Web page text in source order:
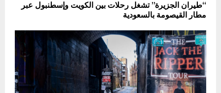
“طيران الجزيرة” تشغل رحلات بين الكويت وإسطنبول عبر
مطار القيصومة بالسعودية